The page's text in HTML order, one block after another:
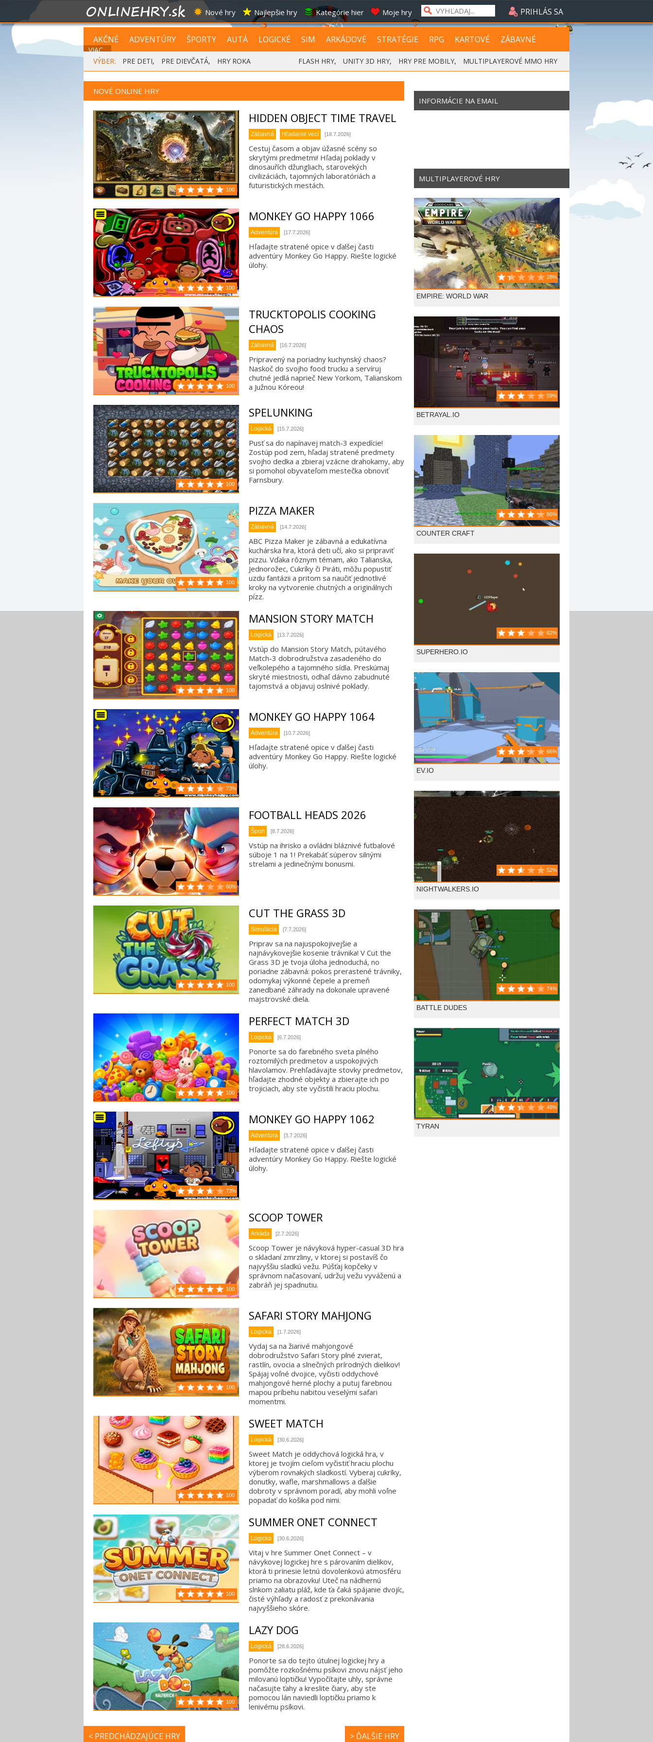
Nové hry Najlepšie hry Kategórie hier Moje hry PRIHLÁS SA
AKČNÉ ADVENTÚRY ŠPORTY AUTÁ LOGICKÉ SIM ARKÁDOVÉ STRATÉGIE RPG KARTOVÉ ZÁBAVNÉ
VIAC...
VÝBER:
PRE DETI, PRE DIEVČATÁ, HRY ROKA FLASH HRY, UNITY 3D HRY, HRY PRE MOBILY, MULTIPLAYEROVÉ MMO HRY
NOVÉ ONLINE HRY
100
HIDDEN OBJECT TIME TRAVEL
Zábavná Hľadanie vecí [18.7.2026]
Cestuj časom a objav úžasné scény so
skrytými predmetmi! Hľadaj poklady v
dinosauřích džungliach, starovekých
civilizáciách, tajomných laboratóriách a
futuristických mestách.
100
MONKEY GO HAPPY 1066
Adventúra [17.7.2026]
Hľadajte stratené opice v ďalšej časti
adventúry Monkey Go Happy. Riešte logické
úlohy.
100
TRUCKTOPOLIS COOKING
CHAOS
Zábavná [16.7.2026]
Pripravený na poriadny kuchynský chaos?
Naskoč do svojho food trucku a servíruj
chutné jedlá naprieč New Yorkom, Talianskom
a Južnou Kóreou!
100
SPELUNKING
Logická [15.7.2026]
Pusť sa do napínavej match-3 expedície!
Zostúp pod zem, hľadaj stratené predmety
svojho dedka a zbieraj vzácne drahokamy, aby
si pomohol obyvateľom mestečka obnoviť
Farnsbury.
100
PIZZA MAKER
Zábavná [14.7.2026]
ABC Pizza Maker je zábavná a edukatívna
kuchárska hra, ktorá deti učí, ako si pripraviť
pizzu. Vďaka rôznym témam, ako Talianska,
Jednorožec, Cukríky či Piráti, môžu popustiť
uzdu fantázii a pritom sa naučiť jednotlivé
kroky na vytvorenie chutných a originálnych
pízz.
100
MANSION STORY MATCH
Logická [13.7.2026]
Vstúp do Mansion Story Match, pútavého
Match-3 dobrodružstva zasadeného do
veľkolepého a tajomného sídla. Preskúmaj
skryté miestnosti, odhaľ dávno zabudnuté
tajomstvá a objavuj oslnivé poklady.
73%
MONKEY GO HAPPY 1064
Adventúra [10.7.2026]
Hľadajte stratené opice v ďalšej časti
adventúry Monkey Go Happy. Riešte logické
úlohy.
60%
FOOTBALL HEADS 2026
Šport [8.7.2026]
Vstúp na ihrisko a ovládni bláznivé futbalové
súboje 1 na 1! Prekabáť súperov silnými
strelami a jedinečnými bonusmi.
100
CUT THE GRASS 3D
Simulácia [7.7.2026]
Priprav sa na najuspokojivejšie a
najnávykovejšie kosenie trávnika! V Cut the
Grass 3D je tvoja úloha jednoduchá, no
poriadne zábavná: pokos prerastené trávniky,
odomykaj výkonné čepele a premeň
zanedbané záhrady na dokonale upravené
majstrovské diela.
100
PERFECT MATCH 3D
Logická [6.7.2026]
Ponorte sa do farebného sveta plného
roztomilých predmetov a uspokojivých
hlavolamov. Prehľadávajte stovky predmetov,
hľadajte zhodné objekty a zbierajte ich po
trojiciach, aby ste vyčistili hraciu plochu.
73%
MONKEY GO HAPPY 1062
Adventúra [3.7.2026]
Hľadajte stratené opice v ďalšej časti
adventúry Monkey Go Happy. Riešte logické
úlohy.
100
SCOOP TOWER
Arkáda [2.7.2026]
Scoop Tower je návyková hyper-casual 3D hra
o skladaní zmrzliny, v ktorej si postavíš čo
najvyššiu sladkú vežu. Púšťaj kopčeky v
správnom načasovaní, udržuj vežu vyváženú a
zabráň jej spadnutiu.
100
SAFARI STORY MAHJONG
Logická [1.7.2026]
Vydaj sa na žiarivé mahjongové
dobrodružstvo Safari Story plné zvierat,
rastlín, ovocia a slnečných prírodných dielikov!
Spájaj voľné dvojice, vyčisti oddychové
mahjongové herné plochy a putuj farebnou
mapou príbehu nabitou veselými safari
momentmi.
100
SWEET MATCH
Logická [30.6.2026]
Sweet Match je oddychová logická hra, v
ktorej je tvojím cieľom vyčistiť hraciu plochu
výberom rovnakých sladkostí. Vyberaj cukríky,
donutky, wafle, marshmallows a ďalšie
dobroty v správnom poradí, aby mohli voľne
popadať do košíka pod nimi.
100
SUMMER ONET CONNECT
Logická [30.6.2026]
Vitaj v hre Summer Onet Connect – v
návykovej logickej hre s párovaním dielikov,
ktorá ti prinesie letnú dovolenkovú atmosféru
priamo na obrazovku! Uteč na nádhernú
slnkom zaliatu pláž, kde ťa čaká spájanie dvojíc,
čisté výhľady a radosť z prekonávania
najvyššieho skóre.
100
LAZY DOG
Logická [28.6.2026]
Ponorte sa do tejto útulnej logickej hry a
pomôžte rozkošnému psíkovi znovu nájsť jeho
milovanú loptičku! Vypočítajte uhly, správne
načasujte ťahy a kreslite čiary, aby ste
pomocou lán naviedli loptičku priamo k
lenivému psíkovi.
< PREDCHÁDZAJÚCE HRY > ĎALŠIE HRY
INFORMÁCIE NA EMAIL
MULTIPLAYEROVÉ HRY
28%
EMPIRE: WORLD WAR
59%
BETRAYAL.IO
86%
COUNTER CRAFT
62%
SUPERHERO.IO
66%
EV.IO
52%
NIGHTWALKERS.IO
74%
BATTLE DUDES
48%
TYRAN